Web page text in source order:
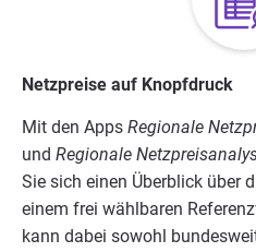
Netz­prei­se auf Knopfdruck
Mit den Apps Regio­na­le
und Regio­na­le
Sie sich einen Über­blick über
einem frei wähl­ba­ren
kann dabei sowohl